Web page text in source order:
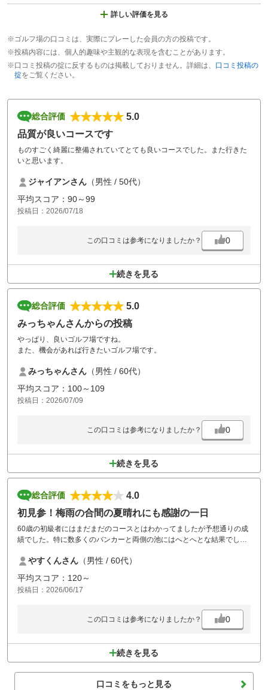
詳しい評価を見る
※ゴルフ場の口コミは、実際にプレーした会員の方の投稿です。
※投稿内容には、個人的趣味や主観的な表現を含むことがあります。
※口コミ投稿の掟に反するものは掲載しておりません。詳細は、 口コミ投稿の
掟をご覧ください。
総合評価
5.0
品質が良いコースです
ものすごく綺麗に整備されていてとても良いコースでした。また行きた
いと思います。
ジャイアンさん （男性 / 50代）
平均スコア：90～99
投稿日：2026/07/18
この口コミは参考になりましたか？ 0
続きを見る
総合評価
5.0
みっちゃんさんからの投稿
やっぱり、良いゴルフ場ですね。
また、機会があれば行きたいゴルフ場です。
みっちゃんさん （男性 / 60代）
平均スコア：100～109
投稿日：2026/07/09
この口コミは参考になりましたか？ 0
続きを見る
総合評価
4.0
初見参！梅雨の合間の夏晴れにも感謝の一日
60歳の初級者にはまだまだのコースとはわかってましたが予想通りの成
績でした。特に数多くのバンカーと両側の池にはへとへとな結果でし
気持ちいいコースでホールネーミングも楽しませてくれ大変リフレッシ
ュできました。スタッフの皆様の丁寧さと明るいお声かけに感謝です♪
やすくんさん （男性 / 60代）
平均スコア：120～
投稿日：2026/06/17
この口コミは参考になりましたか？ 0
続きを見る
口コミをもっと見る